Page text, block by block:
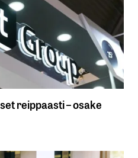
reippaasti – osake